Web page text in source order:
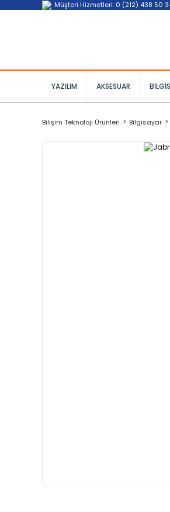
Müşteri Hizmetleri: 0 (212) 438 50
YAZILIM AKSESUAR
Bilişim Teknoloji Ürünleri Bilgisayar